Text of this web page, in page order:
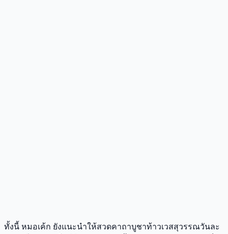
ทั้งนี้ หมอเค้ก ยังแนะนำให้สวดคาถาบูชาท้าวเวสสุวรรณวันละ